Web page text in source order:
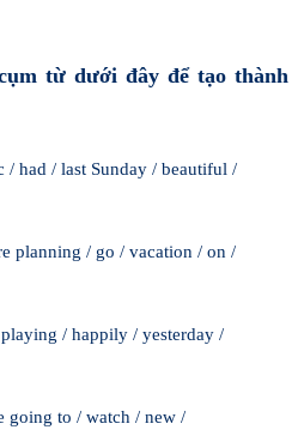
từ dưới đây để tạo thành
/ had / last Sunday / beautiful /
planning / go / vacation / on /
/ happily / yesterday /
going to / watch / new /